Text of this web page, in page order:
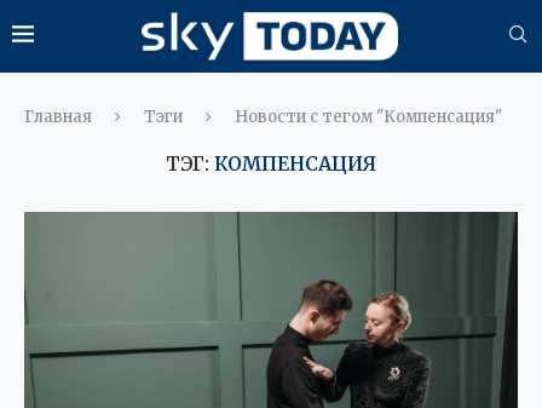
Главная Тэги Новости с тегом "Компенсация"
ТЭГ: КОМПЕНСАЦИЯ